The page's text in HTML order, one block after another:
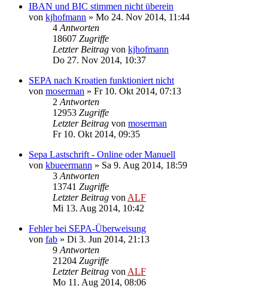
IBAN und BIC stimmen nicht überein
von kjhofmann » Mo 24. Nov 2014, 11:44
4 Antworten
18607 Zugriffe
Letzter Beitrag von kjhofmann
Do 27. Nov 2014, 10:37
SEPA nach Kroatien funktioniert nicht
von moserman » Fr 10. Okt 2014, 07:13
2 Antworten
12953 Zugriffe
Letzter Beitrag von moserman
Fr 10. Okt 2014, 09:35
Sepa Lastschrift - Online oder Manuell
von kbueermann » Sa 9. Aug 2014, 18:59
3 Antworten
13741 Zugriffe
Letzter Beitrag von ALF
Mi 13. Aug 2014, 10:42
Fehler bei SEPA-Überweisung
von fab » Di 3. Jun 2014, 21:13
9 Antworten
21204 Zugriffe
Letzter Beitrag von ALF
Mo 11. Aug 2014, 08:06